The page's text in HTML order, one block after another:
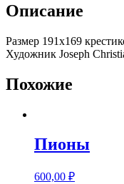
Описание
Размер 191х169
Художник Joseph
Похожие
Пионы
600,00 ₽